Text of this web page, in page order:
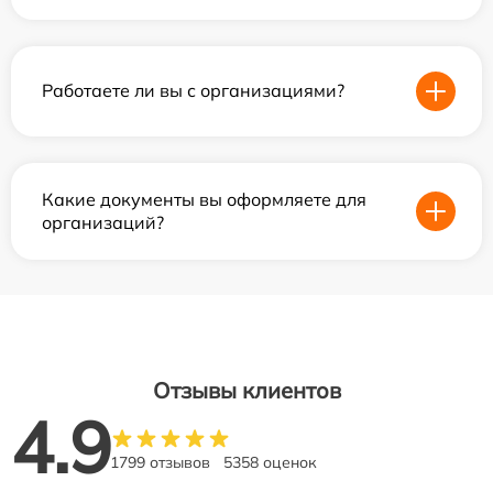
Работаете ли вы с организациями?
Какие документы вы оформляете для
организаций?
Отзывы клиентов
4.91799 отзывов 5358 оценок